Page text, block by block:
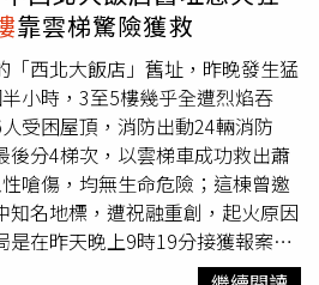
冷回答：「勒到她的鼻血都噴出
、二審和更一審都判黃男死
王父痛失兩名至親，歷次受訪皆
斃殺人兇手。王父說，黃麟凱無
不為過，案發後，家人立刻搬
活在陰影中，現在還在接受心理
來找他們，「怎麼辦？」法務部
，王父感嘆正義終於來臨，雖晚未
靠雲梯驚險獲救
「西北大飯店」舊址，昨晚發生猛
小時，3至5樓幾乎全遭烈焰吞
受困屋頂，消防出動24輛消防
後分4梯次，以雲梯車成功救出蕭
嗆傷，均無生命危險；這棟曾邀
知名地標，遭祝融重創，起火原因
是在昨天晚上9時19分接獲報案，
名地標「西北飯店」的老舊閒置建